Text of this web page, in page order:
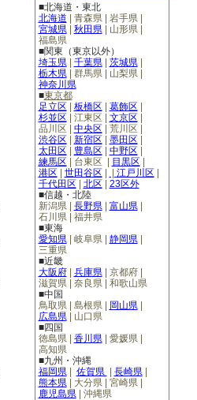
■北海道・東北
北海道 | 青森県 | 岩手県 |
宮城県| 秋田県| 山形県 |
福島県
■関東（東京以外）
埼玉県| 千葉県| 茨城県|
栃木県| 群馬県 | 山梨県|
神奈川県
■東京都
足立区| 板橋区| 葛飾区|
杉並区| 江東区 | 文京区|
品川区 | 中央区| 荒川区 |
渋谷区| 新宿区| 墨田区 |
太田区| 豊島区| 中野区|
練馬区| 台東区 | 目黒区|
港区| 世田谷区| | 江戸川区|
千代田区| 北区| 23区外
■信越・北陸
新潟県| 長野県| 富山県|
石川県| 福井県
■東海
愛知県| 岐阜県| 静岡県|
三重県
■近畿
大阪府| 兵庫県| 京都府|
滋賀県 | 奈良県 | 和歌山県
■中国
鳥取県| 島根県| 岡山県|
広島県| 山口県
■四国
徳島県| 香川県| 愛媛県|
高知県
■九州・沖縄
福岡県| 佐賀県 | 長崎県|
熊本県| 大分県 | 宮崎県|
鹿児島県| 沖縄県